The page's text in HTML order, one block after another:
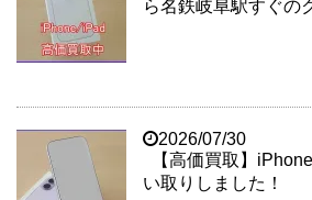
ら名鉄岐阜駅すぐの
2026/07/30
【高価買取】
い取りしました！